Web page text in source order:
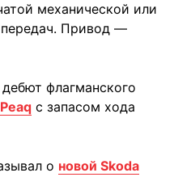
механической или
Привод —
флагманского
с запасом хода
о новой Skoda